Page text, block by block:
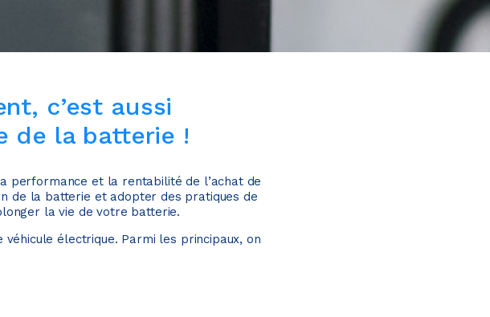
c’est aussi
de la batterie !
performance et la rentabilité de l’achat de
de la batterie et adopter des pratiques de
la vie de votre batterie.
électrique. Parmi les principaux, on